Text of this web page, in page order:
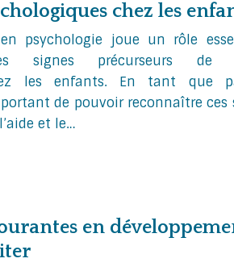
chez les
psychologie joue un rôle
signes précurseurs de
les enfants. En tant que
de pouvoir reconnaître ces
et le…
en